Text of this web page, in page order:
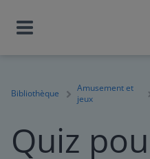
Bibliothèque
Amusement et
jeux
Quiz